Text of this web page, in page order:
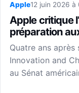
Apple12 juin 2026 à
Apple critique
préparation
Quatre ans
Innovation and
au Sénat